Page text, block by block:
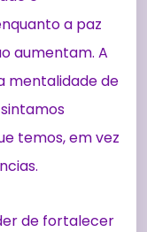
a paz
aumentam. A
mentalidade de
temos, em vez
de fortalecer